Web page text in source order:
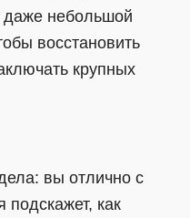
даже небольшой
восстановить
крупных
вы отлично с
подскажет, как